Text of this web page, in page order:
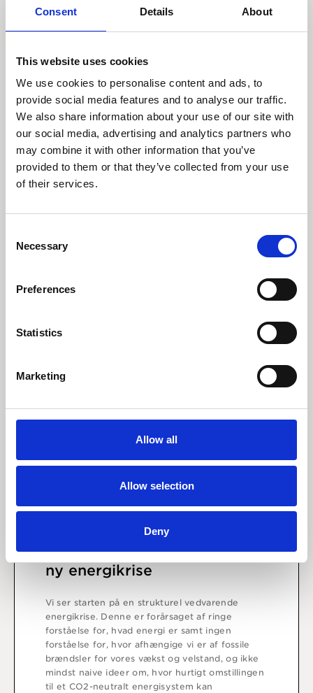
Consent Details About
This website uses cookies
We use cookies to personalise content and ads, to
provide social media features and to analyse our traffic.
We also share information about your use of our site with
our social media, advertising and analytics partners who
may combine it with other information that you’ve
provided to them or that they’ve collected from your use
of their services.
Selection
Necessary
Preferences
Statistics
Marketing
Allow all
Allow selection
Deny
Control, Alt, Delete Pax
Americana
Den USA-ledede verdensorden, kendt som Pax
Americana, er under forandring. Vi ser nu en
”Control–Alt–Delete”-genstart mod en
multipolær verdensorden.
Energiomstillingen har skabt
ny energikrise
Vi ser starten på en strukturel vedvarende
energikrise. Denne er forårsaget af ringe
forståelse for, hvad energi er samt ingen
forståelse for, hvor afhængige vi er af fossile
brændsler for vores vækst og velstand, og ikke
mindst naive ideer om, hvor hurtigt omstillingen
til et CO2-neutralt energisystem kan